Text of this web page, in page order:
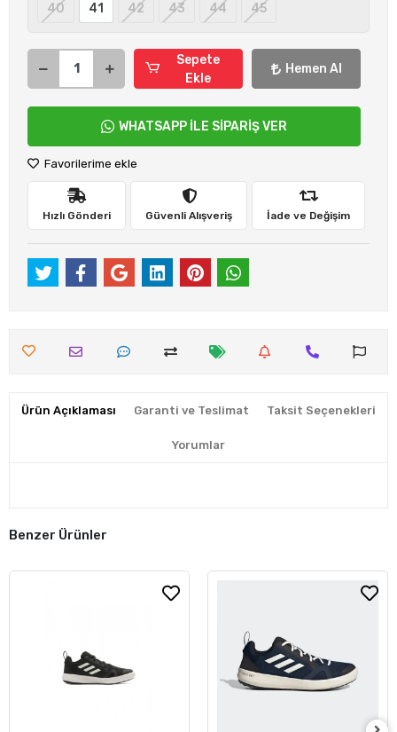
40
41 42 43 44 45
Sepete
Ekle
Hemen Al
WHATSAPP İLE SİPARİŞ VER
Favorilerime ekle
Hızlı Gönderi Güvenli Alışveriş İade ve Değişim
Ürün Açıklaması Garanti ve Teslimat Taksit Seçenekleri
Yorumlar
Benzer Ürünler